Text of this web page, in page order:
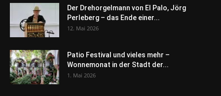
Der Drehorgelmann von El Palo, Jörg
Perleberg – das Ende einer...
12. Mai 2026
Patio Festival und vieles mehr –
Wonnemonat in der Stadt der...
1. Mai 2026